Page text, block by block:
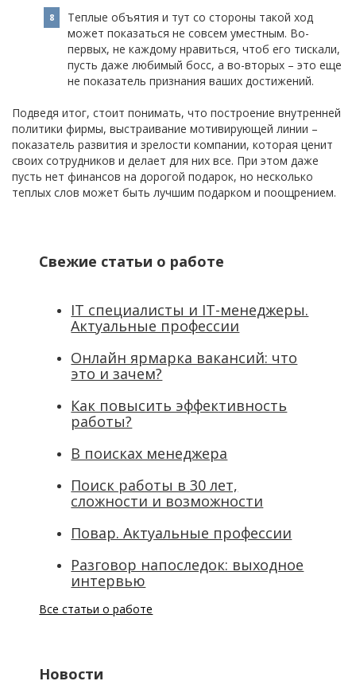
Теплые объятия и тут со стороны такой ход
может показаться не совсем уместным. Во-
первых, не каждому нравиться, чтоб его тискали,
пусть даже любимый босс, а во-вторых – это еще
не показатель признания ваших достижений.
Подведя итог, стоит понимать, что построение внутренней
политики фирмы, выстраивание мотивирующей линии –
показатель развития и зрелости компании, которая ценит
своих сотрудников и делает для них все. При этом даже
пусть нет финансов на дорогой подарок, но несколько
теплых слов может быть лучшим подарком и поощрением.
Свежие статьи о работе
IT специалисты и IT-менеджеры.
Актуальные профессии
Онлайн ярмарка вакансий: что
это и зачем?
Как повысить эффективность
работы?
В поисках менеджера
Поиск работы в 30 лет,
сложности и возможности
Повар. Актуальные профессии
Разговор напоследок: выходное
интервью
Все статьи о работе
Новости